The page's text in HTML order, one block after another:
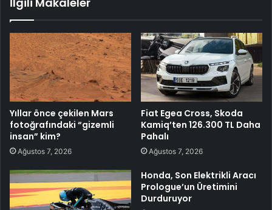
Yıllar önce çekilen Mars
fotoğrafındaki “gizemli
insan” kim?
Ağustos 7, 2026
Fiat Egea Cross, Skoda
Kamiq’ten 126.300 TL Daha
Pahalı
Ağustos 7, 2026
Honda, Son Elektrikli Aracı
Prologue’un Üretimini
Durduruyor